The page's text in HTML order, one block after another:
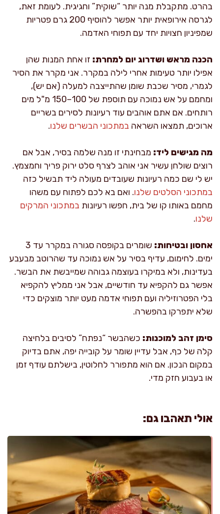
בהרט. מתקבלת מנה יותר “שוקית” וחגיגית. לעומת זאת,
לגרסה אירופאית יותר אפשר להוסיף 200 גרם פטריות
שמפיניון חצויות יחד עם תפוחי האדמה.
הכנה מראש ושדרוג יום למחרת: זו אחת המנות שהן
אפילו יותר טעימות אחרי לילה במקרר. אני מקרר את הסיר
לגמרי, מסיר שכבת שומן שהתייצבה למעלה (אם יש),
ומחמם על אש נמוכה עם תוספת של 100–150 מ"ל מים
רותחים. אם אתם אוהבים עוד רעיונות לסירים בשריים
ארוכים, תמצאו השראה במתכוני הבשרים שלנו.
מה מגישים ליד: מבחינתי זו מנה שלמה בסיר, אבל אם
רוצים שולחן עשיר אני אוהב לצרף סלט ירוק פריך וחמצמץ.
יש לי שם כמה רעיונות שעובדים מעולה ליד תבשיל כזה
במתכוני הסלטים שלנו. ואם בא לכם לפתוח עם משהו
מחמם באותו קו של בית, חפשו רעיונות במתכוני המרקים
שלנו.
אחסון ובטיחות:
שומרים בקופסה סגורה במקרר עד 3
ימים. לחימום, עדיף בסיר על אש נמוכה עד שהרוטב מבעבע
בעדינות, ולא במיקרו בעוצמה גבוהה שמייבשת את הבשר.
אפשר גם להקפיא עד חודשיים, אבל אני ממליץ להקפיא
בלי הפטרוזיליה ועם תפוחי אדמה מעט יותר מוצקים כדי
שלא יתפרקו בהפשרה.
סימן זהב למוכנות: כשהבשר “נפתח” לסיבים בלחיצה
קלה של כף, אבל עדיין שומר על קובייה יפה, אתם בדיוק
במקום הנכון. אם הוא מתפורר לחלוטין, בישלתם עודף זמן
או בעבוע חזק מדי.
אולי תאהבו גם: